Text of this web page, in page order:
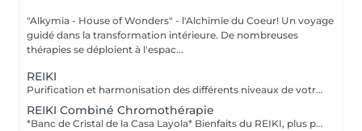
"Alkymia - House of Wonders" - l'Alchimie du Coeur! Un voyage
guidé dans la transformation intérieure. De nombreuses
thérapies se déploient à l'espac...
REIKI
Purification et harmonisation des différents niveaux de votre être physique, émotionnel, mental et spirituel.
REIKI Combiné Chromothérapie
*Banc de Cristal de la Casa Layola* Bienfaits du REIKI, plus purification des corps subtils de l'Être dans sa globalité, permet une meilleure connexion à soi, une relaxation intense, un meilleur ancrage et une clarté d'esprit...